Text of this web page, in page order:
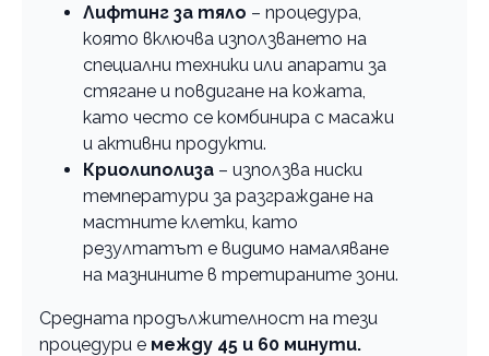
Лифтинг за тяло – процедура,
която включва използването на
специални техники или апарати за
стягане и повдигане на кожата,
като често се комбинира с масажи
и активни продукти.
Криолиполиза – използва ниски
температури за разграждане на
мастните клетки, като
резултатът е видимо намаляване
на мазнините в третираните зони.
Средната продължителност на тези
процедури е между 45 и 60 минути.